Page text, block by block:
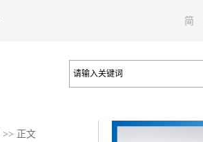
简
>> 正文